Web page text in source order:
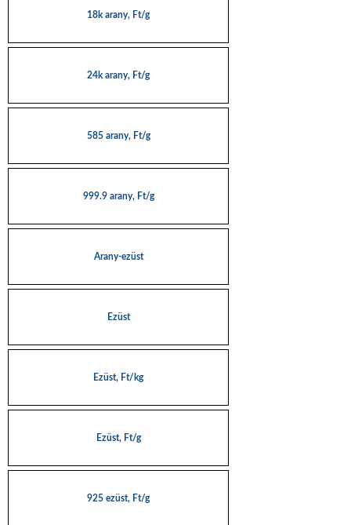
18k arany, Ft/g
24k arany, Ft/g
585 arany, Ft/g
999.9 arany, Ft/g
Arany-ezüst
Ezüst
Ezüst, Ft/kg
Ezüst, Ft/g
925 ezüst, Ft/g